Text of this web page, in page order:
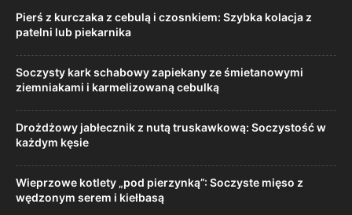
Pierś z kurczaka z cebulą i czosnkiem: Szybka kolacja z
patelni lub piekarnika
Soczysty kark schabowy zapiekany ze śmietanowymi
ziemniakami i karmelizowaną cebulką
Drożdżowy jabłecznik z nutą truskawkową: Soczystość w
każdym kęsie
Wieprzowe kotlety „pod pierzynką”: Soczyste mięso z
wędzonym serem i kiełbasą